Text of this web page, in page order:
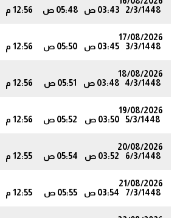
2/3/1448
03:43 ص 05:48 ص 12:56 م
17/08/2026
3/3/1448
03:45 ص 05:50 ص 12:56 م
18/08/2026
4/3/1448
03:48 ص 05:51 ص 12:56 م
19/08/2026
5/3/1448
03:50 ص 05:52 ص 12:56 م
20/08/2026
6/3/1448
03:52 ص 05:54 ص 12:55 م
21/08/2026
7/3/1448
03:54 ص 05:55 ص 12:55 م